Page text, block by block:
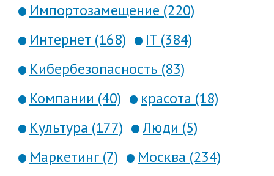
Импортозамещение (220)
Интернет (168)
IT (384)
Кибербезопасность (83)
Компании (40)
красота (18)
Культура (177)
Люди (5)
Маркетинг (7)
Москва (234)